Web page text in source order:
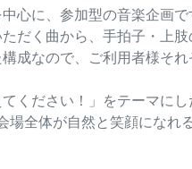
心に、参加型の音楽企画で
だく曲から、手拍子・上
成なので、ご利用者様そ
ください！」をテーマに
場全体が自然と笑顔になれ